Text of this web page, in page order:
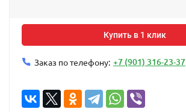
Купить в 1 клик
Заказ по телефону: +7 (901) 316-23-37